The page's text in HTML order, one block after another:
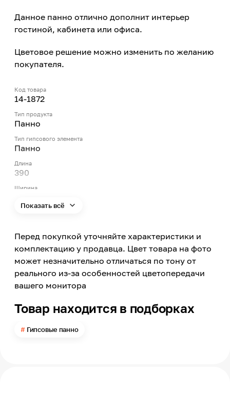
Данное панно отлично дополнит интерьер
гостиной, кабинета или офиса.
Цветовое решение можно изменить по желанию
покупателя.
Код товара
14-1872
Тип продукта
Панно
Тип гипсового элемента
Панно
Длина
390
Ширина
Материал
Гипс
Показать всё
Перед покупкой уточняйте характеристики и
комплектацию у продавца. Цвет товара на фото
может незначительно отличаться по тону от
реального из-за особенностей цветопередачи
вашего монитора
Товар находится в подборках
Гипсовые панно